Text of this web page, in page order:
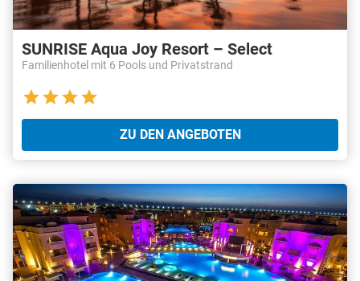
SUNRISE Aqua Joy Resort – Select
Familienhotel mit 6 Pools und Privatstrand
ZU DEN ANGEBOTEN